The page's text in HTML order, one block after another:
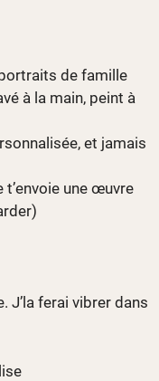
de famille
à la main, peint à
et jamais
t’envoie une œuvre
J’la ferai vibrer dans